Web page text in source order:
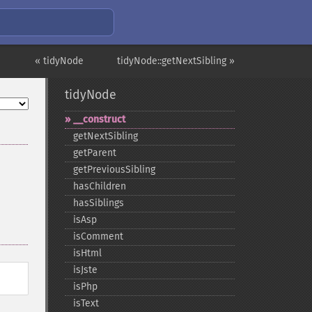
tidyNode::getNextSibling »
« tidyNode
tidyNode
_​_​construct
getNextSibling
getParent
getPreviousSibling
hasChildren
hasSiblings
isAsp
isComment
isHtml
isJste
isPhp
isText